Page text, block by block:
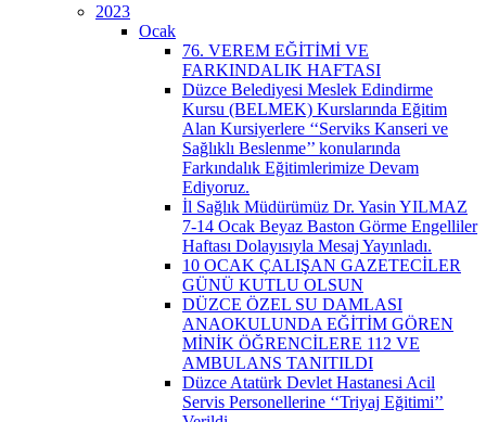
2023
Ocak
76. VEREM EĞİTİMİ VE
FARKINDALIK HAFTASI
Düzce Belediyesi Meslek Edindirme
Kursu (BELMEK) Kurslarında Eğitim
Alan Kursiyerlere ‘‘Serviks Kanseri ve
Sağlıklı Beslenme’’ konularında
Farkındalık Eğitimlerimize Devam
Ediyoruz.
İl Sağlık Müdürümüz Dr. Yasin YILMAZ
7-14 Ocak Beyaz Baston Görme Engelliler
Haftası Dolayısıyla Mesaj Yayınladı.
10 OCAK ÇALIŞAN GAZETECİLER
GÜNÜ KUTLU OLSUN
DÜZCE ÖZEL SU DAMLASI
ANAOKULUNDA EĞİTİM GÖREN
MİNİK ÖĞRENCİLERE 112 VE
AMBULANS TANITILDI
Düzce Atatürk Devlet Hastanesi Acil
Servis Personellerine ‘‘Triyaj Eğitimi’’